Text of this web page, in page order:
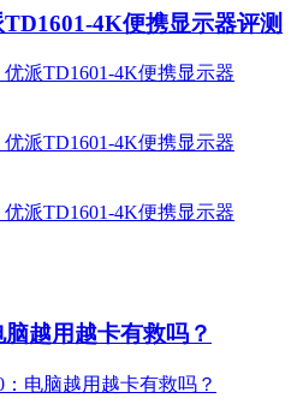
4K便携显示器评测
越用越卡有救吗？